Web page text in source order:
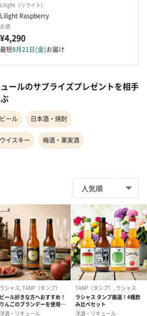
Lilight（リライト）
Lilight Raspberry
お酒
¥4,290
最短8月21日(金)お届け
ールのサプライズプレゼントを相手
ビール 日本酒・焼酎
ウイスキー 梅酒・果実酒